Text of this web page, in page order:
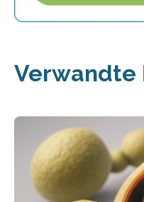
Verwandte